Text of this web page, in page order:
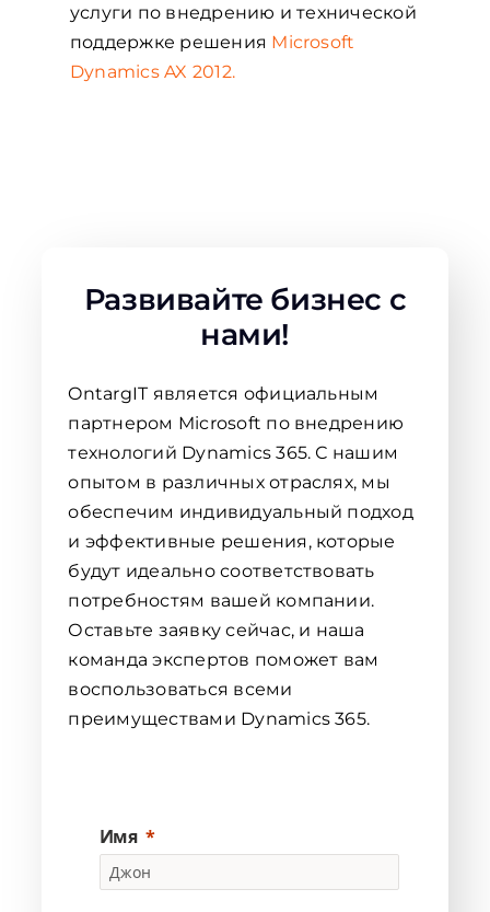
услуги по внедрению и технической
поддержке решения Microsoft
Dynamics AX 2012.
Развивайте бизнес с
нами!
OntargIT является официальным
партнером Microsoft по внедрению
технологий Dynamics 365. С нашим
опытом в различных отраслях, мы
обеспечим индивидуальный подход
и эффективные решения, которые
будут идеально соответствовать
потребностям вашей компании.
Оставьте заявку сейчас, и наша
команда экспертов поможет вам
воспользоваться всеми
преимуществами Dynamics 365.
Имя